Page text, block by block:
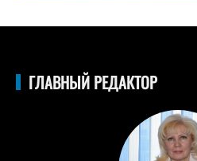
ГЛАВНЫЙ РЕДАКТОР